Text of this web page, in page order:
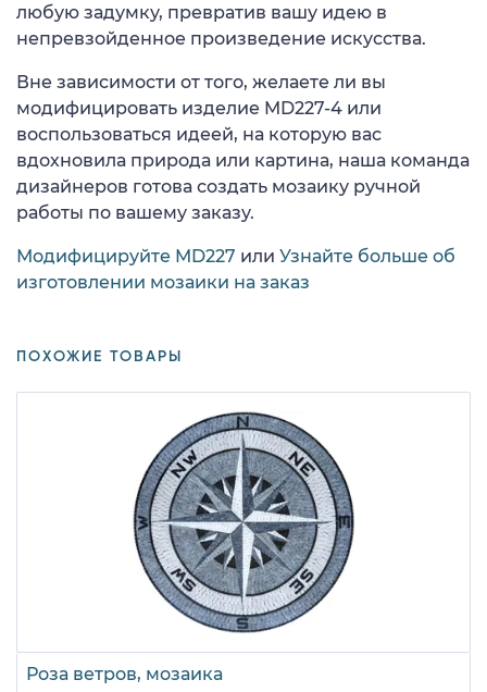
любую задумку, превратив вашу идею в
непревзойденное произведение искусства.
Вне зависимости от того, желаете ли вы
модифицировать изделие MD227-4 или
воспользоваться идеей, на которую вас
вдохновила природа или картина, наша команда
дизайнеров готова создать мозаику ручной
работы по вашему заказу.
Модифицируйте MD227 или Узнайте больше об
изготовлении мозаики на заказ
ПОХОЖИЕ ТОВАРЫ
Роза ветров, мозаика